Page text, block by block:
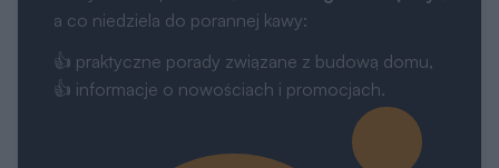
a co niedziela do porannej kawy:
👍 praktyczne porady związane z budową domu,
👍 informacje o nowościach i promocjach.